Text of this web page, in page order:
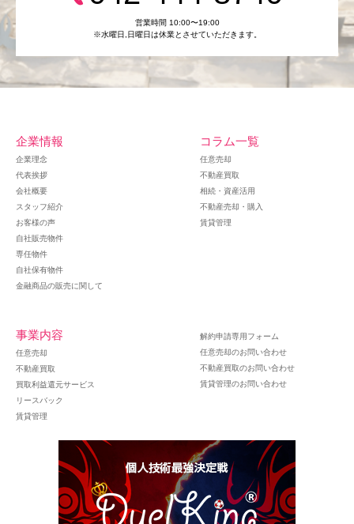
営業時間 10:00〜19:00
※水曜日,⽇曜日は休業とさせていただきます。
企業情報
企業理念
代表挨拶
会社概要
スタッフ紹介
お客様の声
自社販売物件
専任物件
自社保有物件
金融商品の販売に関して
コラム一覧
任意売却
不動産買取
相続・資産活用
不動産売却・購入
賃貸管理
事業内容
任意売却
不動産買取
買取利益還元サービス
リースバック
賃貸管理
解約申請専用フォーム
任意売却のお問い合わせ
不動産買取のお問い合わせ
賃貸管理のお問い合わせ